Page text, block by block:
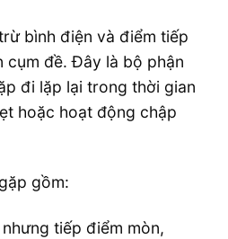
bình điện và điểm tiếp
cụm đề. Đây là bộ phận
đi lặp lại trong thời gian
hoặc hoạt động chập
gồm:
tiếp điểm mòn,